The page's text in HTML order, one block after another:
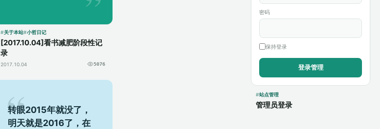
密码
保持登录
站点管理
管理员登录
年的VIP会员，有机会
经完成250个小时的
学...
关于本站 小哲日记
[2017.10.04]看书减肥阶段性记
录
2017.10.04 5076
转眼2015年就没了，
明天就是2016了，在